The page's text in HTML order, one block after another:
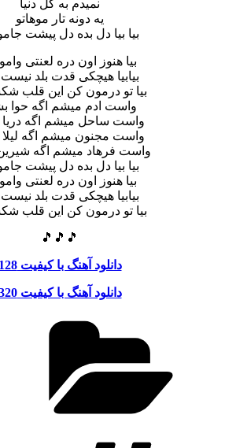
نميدم به كل دنيا
يه دونه تار موهاتو
بيا بيا دل بده دل پيشت
بيا هنوز اون دره لعنتى
بيابيا هيچكى قدت بلد
بيا تو درمون كن اين قلب
واست ادم ميشم اگه حوا
واست ساحل ميشم اگه
واست مجنون ميشم اگه
واست فرهاد ميشم اگه
بيا بيا دل بده دل پيشت
بيا هنوز اون دره لعنتى
بيابيا هيچكى قدت بلد
بيا تو درمون كن اين قلب
🎵🎵🎵
دانلود آهنگ با کیفیت 128
دانلود آهنگ با کیفیت 320